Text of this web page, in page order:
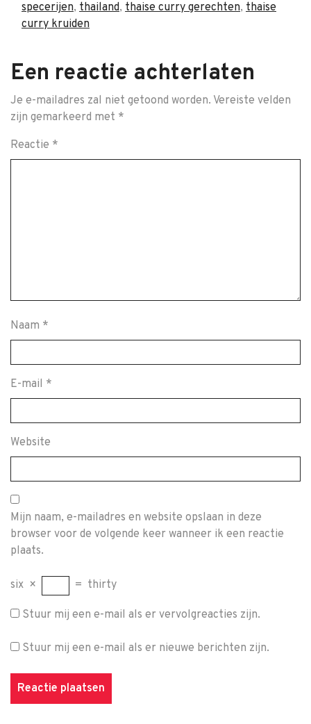
specerijen, thailand, thaise curry gerechten, thaise
curry kruiden
Een reactie achterlaten
Je e-mailadres zal niet getoond worden. Vereiste velden
zijn gemarkeerd met *
Reactie *
Naam *
E-mail *
Website
Mijn naam, e-mailadres en website opslaan in deze
browser voor de volgende keer wanneer ik een reactie
plaats.
six × = thirty
Stuur mij een e-mail als er vervolgreacties zijn.
Stuur mij een e-mail als er nieuwe berichten zijn.